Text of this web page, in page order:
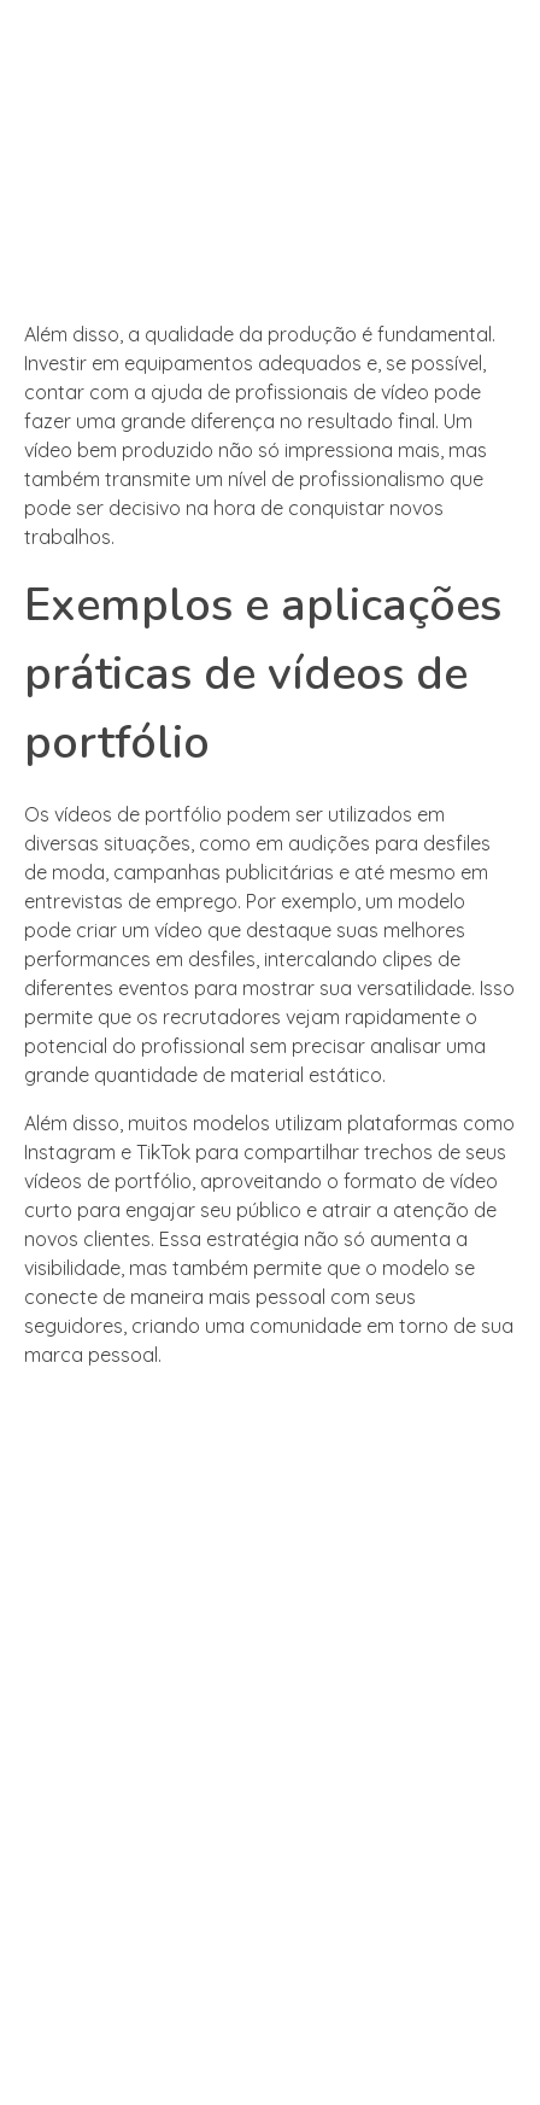
Além disso, a qualidade da produção é fundamental.
Investir em equipamentos adequados e, se possível,
contar com a ajuda de profissionais de vídeo pode
fazer uma grande diferença no resultado final. Um
vídeo bem produzido não só impressiona mais, mas
também transmite um nível de profissionalismo que
pode ser decisivo na hora de conquistar novos
trabalhos.
Exemplos e aplicações
práticas de vídeos de
portfólio
Os vídeos de portfólio podem ser utilizados em
diversas situações, como em audições para desfiles
de moda, campanhas publicitárias e até mesmo em
entrevistas de emprego. Por exemplo, um modelo
pode criar um vídeo que destaque suas melhores
performances em desfiles, intercalando clipes de
diferentes eventos para mostrar sua versatilidade. Isso
permite que os recrutadores vejam rapidamente o
potencial do profissional sem precisar analisar uma
grande quantidade de material estático.
Além disso, muitos modelos utilizam plataformas como
Instagram e TikTok para compartilhar trechos de seus
vídeos de portfólio, aproveitando o formato de vídeo
curto para engajar seu público e atrair a atenção de
novos clientes. Essa estratégia não só aumenta a
visibilidade, mas também permite que o modelo se
conecte de maneira mais pessoal com seus
seguidores, criando uma comunidade em torno de sua
marca pessoal.